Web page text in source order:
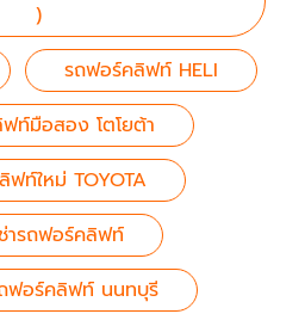
)
รถฟอร์คลิฟท์ HELI
ท์มือสอง โตโยต้า
ท์ใหม่ TOYOTA
ช่ารถฟอร์คลิฟท์
ฟอร์คลิฟท์ นนทบุรี